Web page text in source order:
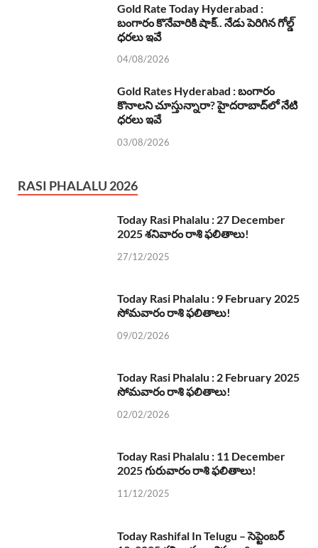
Gold Rate Today Hyderabad :
బంగారం కొనేవారికి షాక్.. నేడు పెరిగిన గోల్డ్
ధరలు ఇవే
04/08/2026
Gold Rates Hyderabad : బంగారం
కొనాలని చూస్తున్నారా? హైదరాబాద్‌లో నేటి
ధరలు ఇవే
03/08/2026
RASI PHALALU 2026
Today Rasi Phalalu : 27 December
2025 శనివారం రాశి ఫలితాలు!
27/12/2025
Today Rasi Phalalu : 9 February 2025
సోమవారం రాశి ఫలితాలు!
09/02/2026
Today Rasi Phalalu : 2 February 2025
సోమవారం రాశి ఫలితాలు!
02/02/2026
Today Rasi Phalalu : 11 December
2025 గురువారం రాశి ఫలితాలు!
11/12/2025
Today Rashifal In Telugu – సెప్టెంబర్